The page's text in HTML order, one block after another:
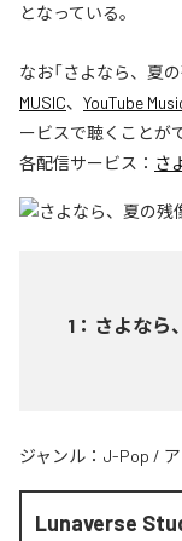
となっている。
なお「さよなら、夏
MUSIC、 YouTube
ービスで聴くことが
各配信サービス： さ
1 ： さよなら
ジャンル： J-Pop /
Lunaverse